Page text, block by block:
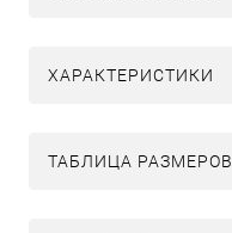
ХАРАКТЕРИСТИКИ
ТАБЛИЦА РАЗМЕРОВ